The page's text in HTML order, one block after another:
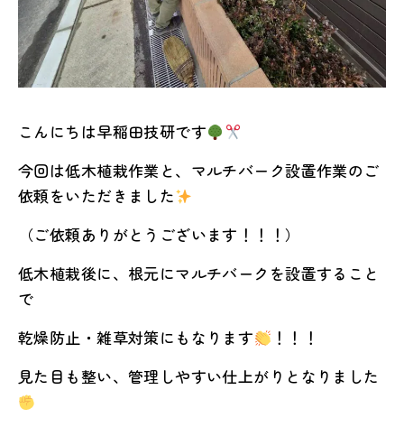
こんにちは早稲田技研です
今回は低木植栽作業と、マルチバーク設置作業のご
依頼をいただきました
（ご依頼ありがとうございます！！！）
低木植栽後に、根元にマルチバークを設置すること
で
乾燥防止・雑草対策にもなります
！！！
見た目も整い、管理しやすい仕上がりとなりました